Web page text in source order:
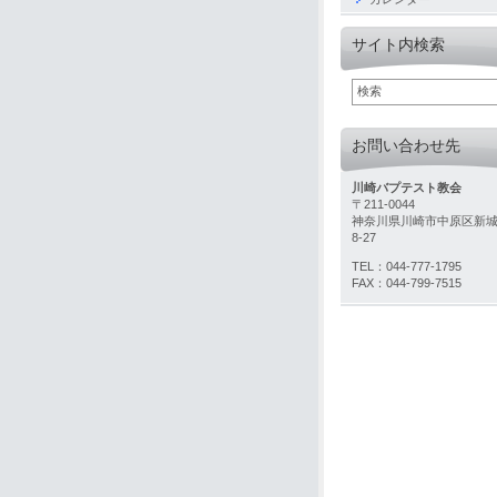
サイト内検索
お問い合わせ先
川崎バプテスト教会
〒211-0044
神奈川県川崎市中原区新
8-27
TEL：044-777-1795
FAX：044-799-7515